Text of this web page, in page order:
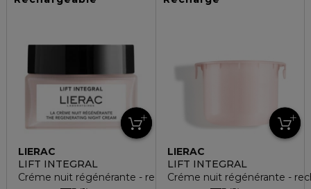
LIERAC
LIFT INTEGRAL
Créme nuit régénérante - rechargeable
LIERAC
LIFT INTEGRAL
Créme nuit régénérante -